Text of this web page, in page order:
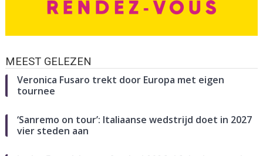
MEEST GELEZEN
Veronica Fusaro trekt door Europa met eigen
tournee
‘Sanremo on tour’: Italiaanse wedstrijd doet in 2027
vier steden aan